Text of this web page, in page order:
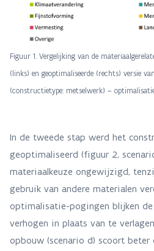
Figuur 1. Vergelijking van de
(links) en geoptimaliseerde (rechts) versie
(constructietype: metselwerk) –
In de tweede stap werd het
geoptimaliseerd (figuur 2,
materiaalkeuze ongewijzigd,
gebruik van andere materialen
optimalisatie-pogingen blijken
verhogen in plaats van te
opbouw (scenario d) scoort beter